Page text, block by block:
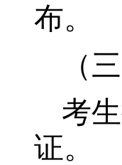
布。
（
考
证。